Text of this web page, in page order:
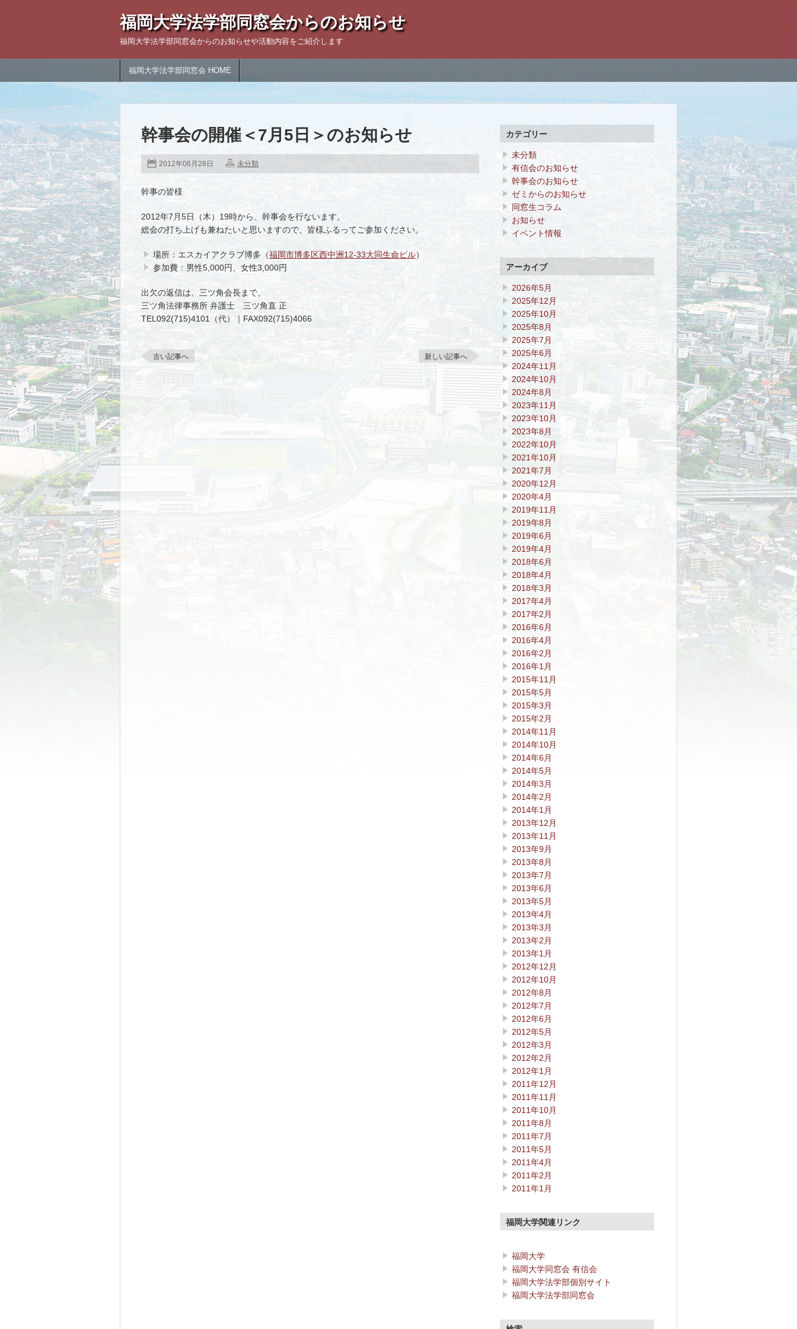
福岡大学法学部同窓会からのお知らせ
福岡大学法学部同窓会からのお知らせや活動内容をご紹介します
福岡大学法学部同窓会 HOME
幹事会の開催＜7月5日＞のお知らせ
2012年06月28日 未分類
幹事の皆様
2012年7月5日（木）19時から、幹事会を行ないます。
総会の打ち上げも兼ねたいと思いますので、皆様ふるってご参加ください。
場所：エスカイアクラブ博多（福岡市博多区西中洲12-33大同生命ビル）
参加費：男性5,000円、女性3,000円
出欠の返信は、三ツ角会長まで。
三ツ角法律事務所 弁護士 三ツ角直 正
TEL092(715)4101（代）｜FAX092(715)4066
古い記事へ 新しい記事へ
カテゴリー
未分類
有信会のお知らせ
幹事会のお知らせ
ゼミからのお知らせ
同窓生コラム
お知らせ
イベント情報
アーカイブ
2026年5月
2025年12月
2025年10月
2025年8月
2025年7月
2025年6月
2024年11月
2024年10月
2024年8月
2023年11月
2023年10月
2023年8月
2022年10月
2021年10月
2021年7月
2020年12月
2020年4月
2019年11月
2019年8月
2019年6月
2019年4月
2018年6月
2018年4月
2018年3月
2017年4月
2017年2月
2016年6月
2016年4月
2016年2月
2016年1月
2015年11月
2015年5月
2015年3月
2015年2月
2014年11月
2014年10月
2014年6月
2014年5月
2014年3月
2014年2月
2014年1月
2013年12月
2013年11月
2013年9月
2013年8月
2013年7月
2013年6月
2013年5月
2013年4月
2013年3月
2013年2月
2013年1月
2012年12月
2012年10月
2012年8月
2012年7月
2012年6月
2012年5月
2012年3月
2012年2月
2012年1月
2011年12月
2011年11月
2011年10月
2011年8月
2011年7月
2011年5月
2011年4月
2011年2月
2011年1月
福岡大学関連リンク
福岡大学
福岡大学同窓会 有信会
福岡大学法学部個別サイト
福岡大学法学部同窓会